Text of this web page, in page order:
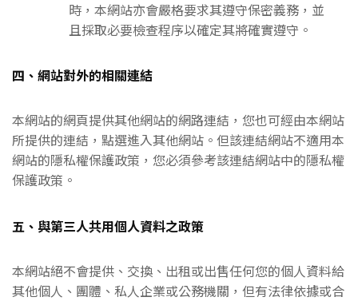
時，本網站亦會嚴格要求其遵守保密義務，並
且採取必要檢查程序以確定其將確實遵守。
四、網站對外的相關連結
本網站的網頁提供其他網站的網路連結，您也可經由本網站
所提供的連結，點選進入其他網站。但該連結網站不適用本
網站的隱私權保護政策，您必須參考該連結網站中的隱私權
保護政策。
五、與第三人共用個人資料之政策
本網站絕不會提供、交換、出租或出售任何您的個人資料給
其他個人、團體、私人企業或公務機關，但有法律依據或合